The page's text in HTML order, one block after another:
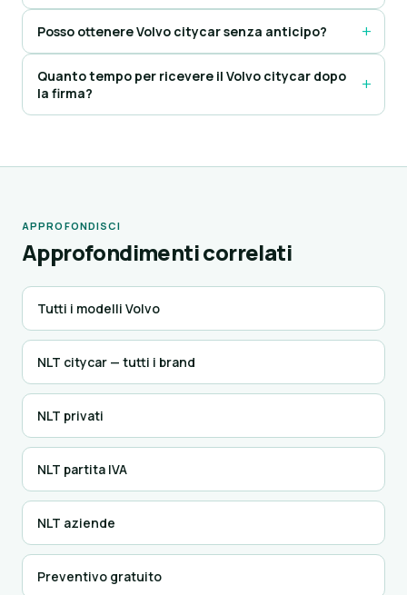
Posso ottenere Volvo citycar senza anticipo?
Quanto tempo per ricevere il Volvo citycar dopo
la firma?
APPROFONDISCI
Approfondimenti correlati
Tutti i modelli Volvo
NLT citycar — tutti i brand
NLT privati
NLT partita IVA
NLT aziende
Preventivo gratuito